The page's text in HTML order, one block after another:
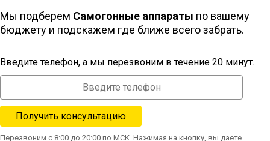
Мы подберем Самогонные аппараты по вашему
бюджету и подскажем где ближе всего забрать.
Введите телефон, а мы перезвоним в течение 20 минут.
Перезвоним с 8:00 до 20:00 по МСК. Нажимая на кнопку, вы даете